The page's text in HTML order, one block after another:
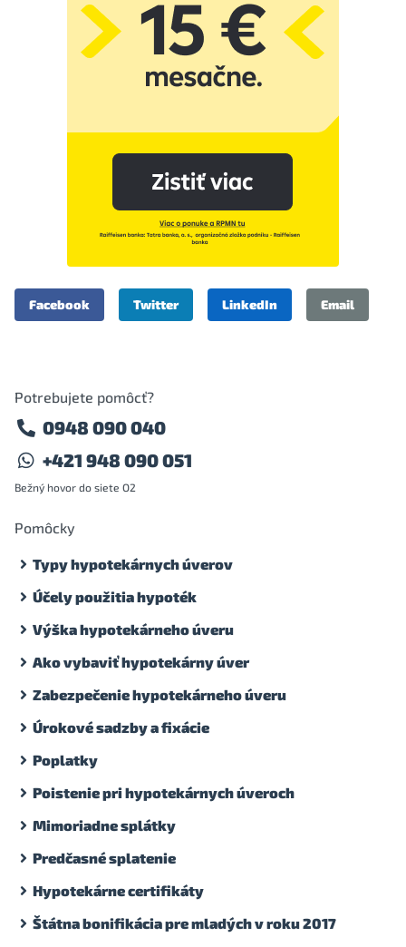
Facebook Twitter LinkedIn Email
Potrebujete pomôcť?
0948 090 040
+421 948 090 051
Bežný hovor do siete O2
Pomôcky
Typy hypotekárnych úverov
Účely použitia hypoték
Výška hypotekárneho úveru
Ako vybaviť hypotekárny úver
Zabezpečenie hypotekárneho úveru
Úrokové sadzby a fixácie
Poplatky
Poistenie pri hypotekárnych úveroch
Mimoriadne splátky
Predčasné splatenie
Hypotekárne certifikáty
Štátna bonifikácia pre mladých v roku 2017